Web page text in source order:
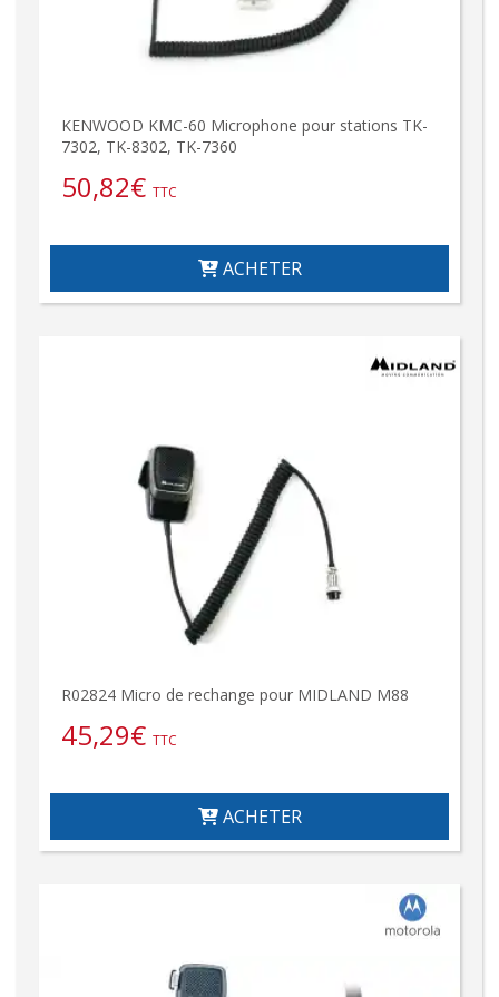
KENWOOD KMC-60 Microphone pour stations TK-
7302, TK-8302, TK-7360
50,82€ TTC
ACHETER
R02824 Micro de rechange pour MIDLAND M88
45,29€ TTC
ACHETER